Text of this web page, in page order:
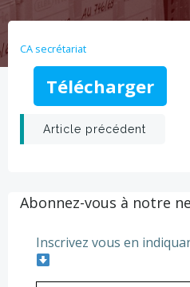
CA secrétariat
Télécharger
Post
Article précédent
Abonnez-vous à notre
Inscrivez vous en